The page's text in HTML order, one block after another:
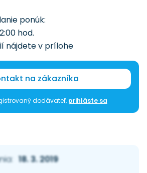
ponúk:
hod.
nájdete v prílohe
na zákazníka
dodávateľ, prihláste sa
18. 3. 2019